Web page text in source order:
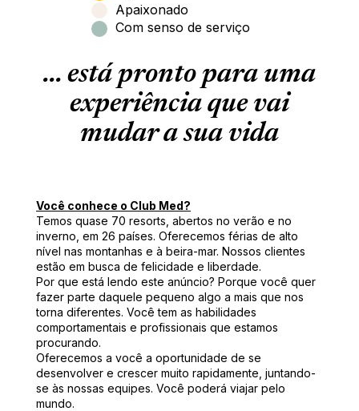
Apaixonado
Com senso de serviço
... está pronto para uma
experiência que vai
mudar a sua vida
Você conhece o Club Med?
Temos quase 70 resorts, abertos no verão e no
inverno, em 26 países. Oferecemos férias de alto
nível nas montanhas e à beira-mar. Nossos clientes
estão em busca de felicidade e liberdade.
Por que está lendo este anúncio? Porque você quer
fazer parte daquele pequeno algo a mais que nos
torna diferentes. Você tem as habilidades
comportamentais e profissionais que estamos
procurando.
Oferecemos a você a oportunidade de se
desenvolver e crescer muito rapidamente, juntando-
se às nossas equipes. Você poderá viajar pelo
mundo.